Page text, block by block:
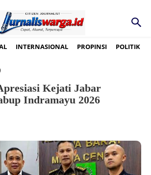
INTERNASIONAL PROPINSI POLITIK
Kejati Jabar
Indramayu 2026